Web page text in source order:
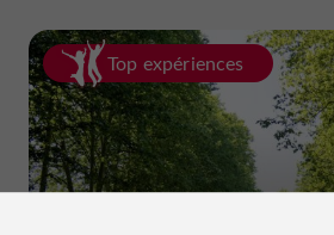
Top expériences